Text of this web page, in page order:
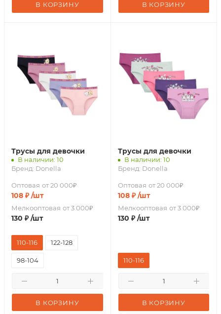
В КОРЗИНУ В КОРЗИНУ
Трусы для девочки
В наличии: 10
Бренд: Donella
Оптовая от 20 000₽
108 ₽ /шт
Мелкооптовая от 3 000₽
130 ₽ /шт
В КОРЗИНУ
110-116 122-128
98-104
Трусы для девочки
В наличии: 10
Бренд: Donella
Оптовая от 20 000₽
108₽ /шт
Мелкооптовая от 3 000₽
130 ₽ /шт
В КОРЗИНУ
110-116